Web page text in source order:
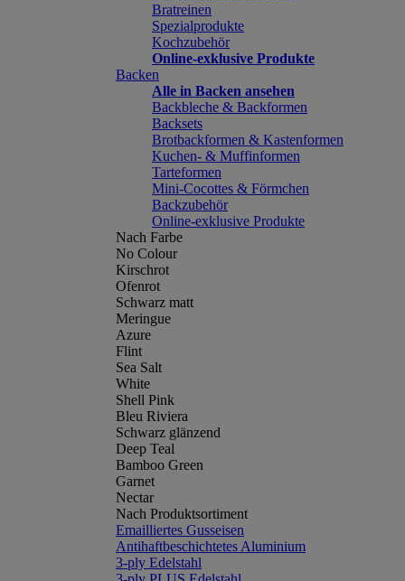
Bratreinen
Spezialprodukte
Kochzubehör
Online-exklusive Produkte
Backen
Alle in Backen ansehen
Backbleche & Backformen
Backsets
Brotbackformen & Kastenformen
Kuchen- & Muffinformen
Tarteformen
Mini-Cocottes & Förmchen
Backzubehör
Online-exklusive Produkte
Nach Farbe
No Colour
Kirschrot
Ofenrot
Schwarz matt
Meringue
Azure
Flint
Sea Salt
White
Shell Pink
Bleu Riviera
Schwarz glänzend
Deep Teal
Bamboo Green
Garnet
Nectar
Nach Produktsortiment
Emailliertes Gusseisen
Antihaftbeschichtetes Aluminium
3-ply Edelstahl